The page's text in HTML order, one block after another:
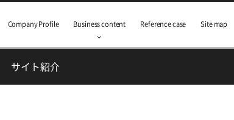
Company Profile Business content Reference case Site map
サイト紹介